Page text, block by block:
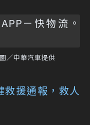
／中華汽車提供
救援通報，救人